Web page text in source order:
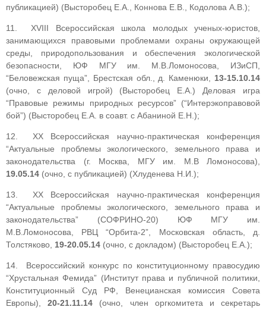
публикацией) (Высторобец Е.А., Коннова Е.В., Кодолова А.В.);
11. XVIII Всероссийская школа молодых ученых-юристов,
занимающихся правовыми проблемами охраны окружающей
среды, природопользования и обеспечения экологической
безопасности, ЮФ МГУ им. М.В.Ломоносова, ИЗиСП,
“Беловежская пуща”, Брестская обл., д. Каменюки, 13-15.10.14
(очно, с деловой игрой) (Высторобец Е.А.) Деловая игра
“Правовые режимы природных ресурсов” (“Интерэкоправовой
бой”) (Высторобец Е.А. в соавт. с Абаниной Е.Н.);
12. XX Всероссийская научно-практическая конференция
“Актуальные проблемы экологического, земельного права и
законодательства (г. Москва, МГУ им. М.В Ломоносова),
19.05.14 (очно, с публикацией) (Хлуденева Н.И.);
13. XX Всероссийская научно-практическая конференция
“Актуальные проблемы экологического, земельного права и
законодательства” (СОФРИНО-20) ЮФ МГУ им.
М.В.Ломоносова, РВЦ “Орбита-2”, Московская область, д.
Толстяково, 19-20.05.14 (очно, с докладом) (Высторобец Е.А.);
14. Всероссийский конкурс по конституционному правосудию
“Хрустальная Фемида” (Институт права и публичной политики,
Конституционный Суд РФ, Венецианская комиссия Совета
Европы),20-21.11.14 (очно, член оргкомитета и секретарь